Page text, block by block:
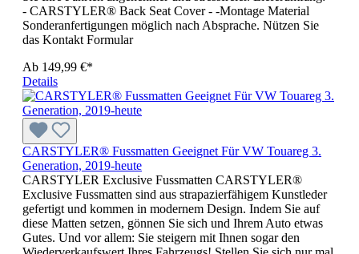
- CARSTYLER® Back Seat Cover - -Montage Material
Sonderanfertigungen möglich nach Absprache. Nützen Sie
das Kontakt Formular
Ab 149,99 €*
Details
CARSTYLER® Fussmatten Geeignet Für VW Touareg 3.
Generation, 2019-heute
CARSTYLER Exclusive Fussmatten CARSTYLER®
Exclusive Fussmatten sind aus strapazierfähigem Kunstleder
gefertigt und kommen in modernem Design. Indem Sie auf
diese Matten setzen, gönnen Sie sich und Ihrem Auto etwas
Gutes. Und vor allem: Sie steigern mit Ihnen sogar den